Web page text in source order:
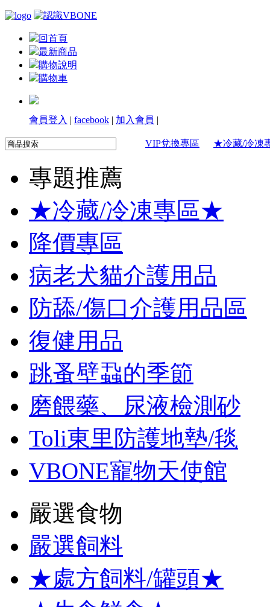
回首頁
最新商品
購物說明
購物車
會員登入 | facebook | 加入會員 |
VIP兌換專區 ★冷藏/冷凍
專題推薦
★冷藏/冷凍專區★
降價專區
病老犬貓介護用品
防舔/傷口介護用品區
復健用品
跳蚤壁蝨的季節
磨餵藥、尿液檢測砂
Toli東里防護地墊/毯
VBONE寵物天使館
嚴選食物
嚴選飼料
★處方飼料/罐頭★